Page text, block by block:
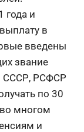
года и
в
введены
звание
СССР, РСФСР
по 30
во многом
и